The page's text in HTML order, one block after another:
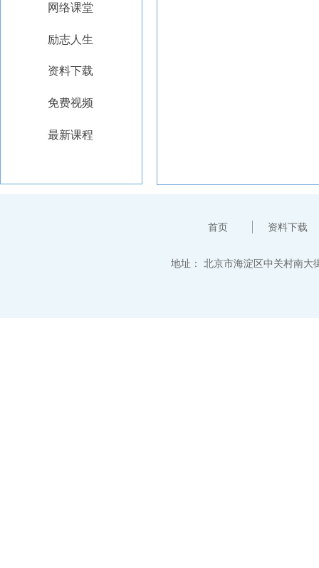
网络课堂
励志人生
资料下载
免费视频
最新课程
首页 资料下载
地址： 北京市海淀区中关村南大